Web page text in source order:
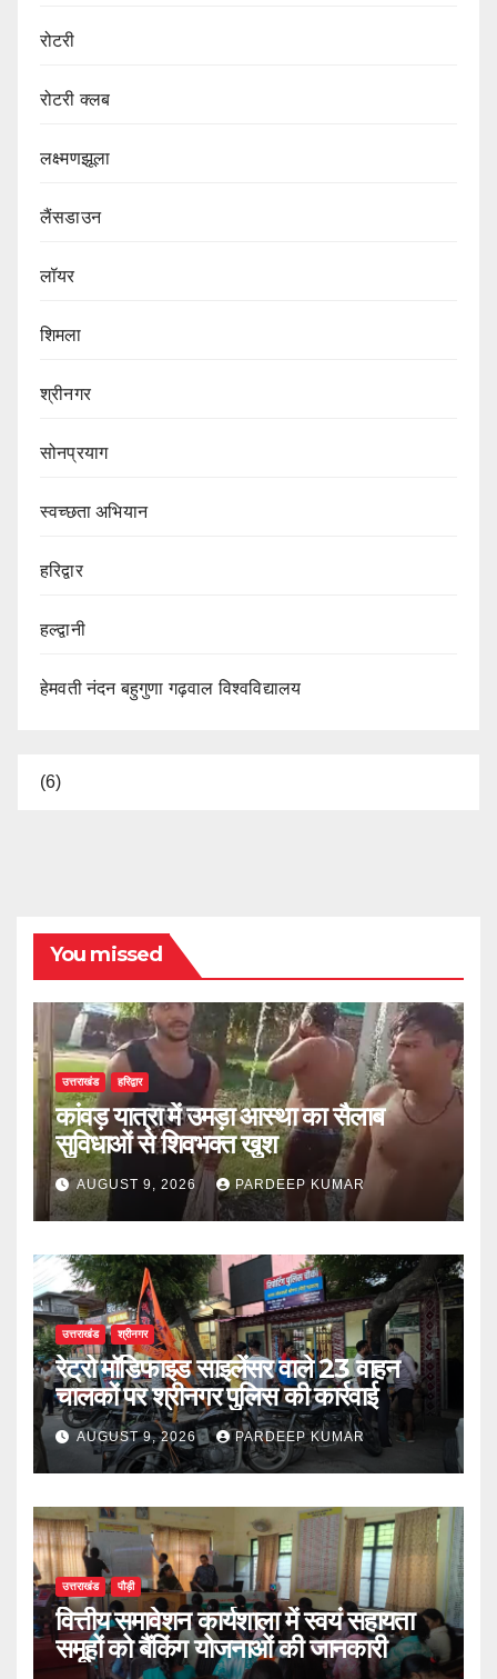
रोटरी
रोटरी क्लब
लक्ष्मणझूला
लैंसडाउन
लॉयर
शिमला
श्रीनगर
सोनप्रयाग
स्वच्छता अभियान
हरिद्वार
हल्द्वानी
हेमवती नंदन बहुगुणा गढ़वाल विश्वविद्यालय
(6)
You missed
उत्तराखंड हरिद्वार
कांवड़ यात्रा में उमड़ा आस्था का सैलाब
सुविधाओं से शिवभक्त खुश
AUGUST 9, 2026 PARDEEP KUMAR
उत्तराखंड श्रीनगर
रेट्रो मॉडिफाइड साइलेंसर वाले 23 वाहन
चालकों पर श्रीनगर पुलिस की कार्रवाई
AUGUST 9, 2026 PARDEEP KUMAR
उत्तराखंड पौड़ी
वित्तीय समावेशन कार्यशाला में स्वयं सहायता
समूहों को बैंकिंग योजनाओं की जानकारी